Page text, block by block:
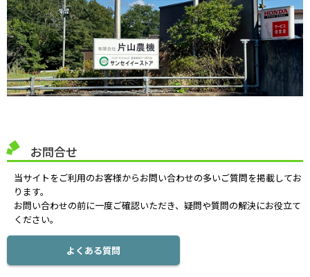
お問合せ
当サイトをご利用のお客様からお問い合わせの多いご質問を掲載してお
ります。
お問い合わせの前に一度ご確認いただき、疑問や質問の解決にお役立て
ください。
よくある質問